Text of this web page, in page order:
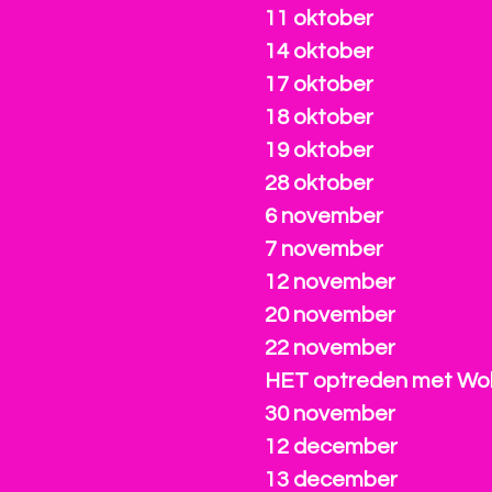
11 oktober
14 oktober
17 oktober
18 oktober
19 oktober
28 oktober
6 november
7 november
12 november
20 november
22 november
HET optreden met
30 november
12 december
13 december